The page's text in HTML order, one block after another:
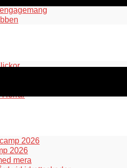
Herrar
2026
2026
mera